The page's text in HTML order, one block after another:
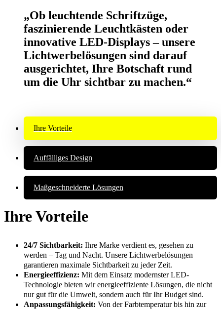
„Ob leuchtende Schriftzüge,
faszinierende Leuchtkästen oder
innovative LED-Displays – unsere
Lichtwerbelösungen sind darauf
ausgerichtet, Ihre Botschaft rund
um die Uhr sichtbar zu machen.“
Ihre Vorteile
Auffälliges Design
Maßgeschneiderte Lösungen
Ihre Vorteile
24/7 Sichtbarkeit: Ihre Marke verdient es, gesehen zu
werden – Tag und Nacht. Unsere Lichtwerbelösungen
garantieren maximale Sichtbarkeit zu jeder Zeit.
Energieeffizienz: Mit dem Einsatz modernster LED-
Technologie bieten wir energieeffiziente Lösungen, die nicht
nur gut für die Umwelt, sondern auch für Ihr Budget sind.
Anpassungsfähigkeit: Von der Farbtemperatur bis hin zur